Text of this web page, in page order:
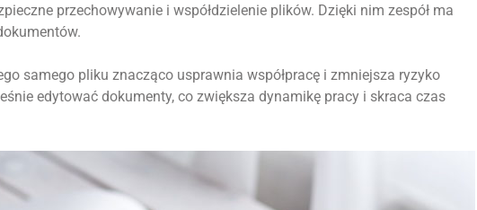
przechowywanie i współdzielenie plików. Dzięki nim zespół ma
samego pliku znacząco usprawnia współpracę i zmniejsza ryzyko
edytować dokumenty, co zwiększa dynamikę pracy i skraca czas